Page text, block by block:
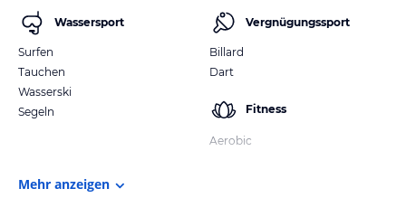
Wassersport
Surfen
Tauchen
Wasserski
Segeln
Vergnügungssport
Billard
Dart
Fitness
Aerobic
Mehr anzeigen